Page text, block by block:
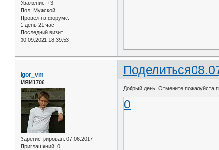
Уважение: +3
Пол: Мужской
Провел на форуме:
1 день 21 час
Последний визит:
30.09.2021 18:39:53
Поделиться
Igor_vm
МЯИ1706
Зарегистрирован: 07.06.2017
Приглашений: 0
Добрый день. Отмените пожалуйста
0